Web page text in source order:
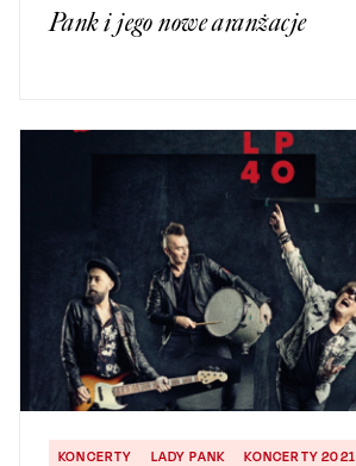
Pank i jego nowe aranżacje
KONCERTY LADY PANK KONCERTY 2021